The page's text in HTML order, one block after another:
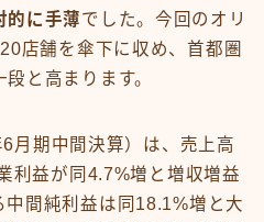
的に手薄でした。今回のオリ
店舗を傘下に収め、首都圏
と高まります。
月期中間決算）は、売上高
利益が同4.7%増と増収増益
間純利益は同18.1%増と大